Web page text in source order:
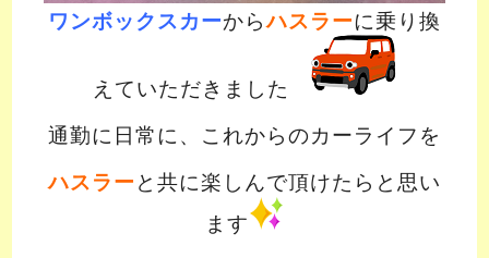
ワンボックスカーからハスラーに乗り換
えていただきました
通勤に日常に、これからのカーライフを
ハスラー と共に楽しんで頂けたらと思い
ます